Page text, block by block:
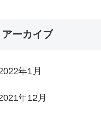
アーカイブ
年1月
年12月